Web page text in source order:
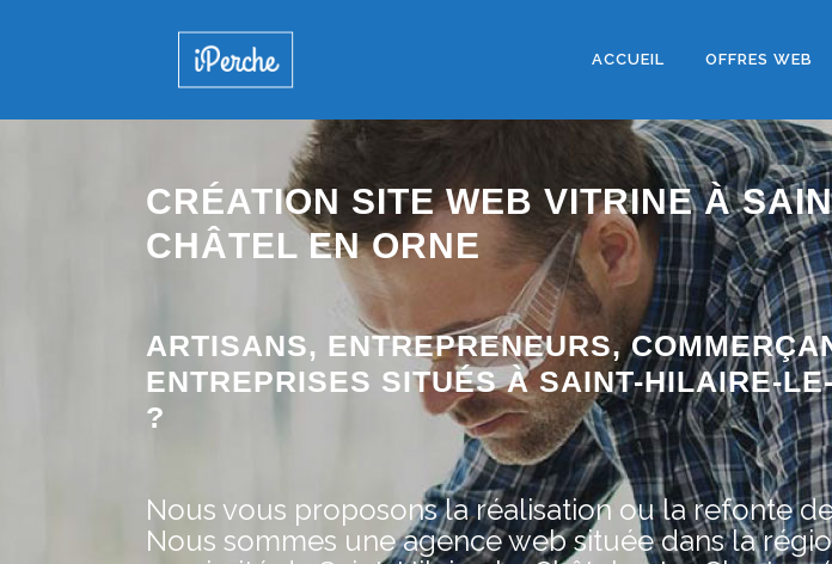
ACCUEIL OFFRES WEB
CRÉATION SITE WEB VITRINE À
CHÂTEL EN ORNE
ARTISANS, ENTREPRENEURS,
ENTREPRISES SITUÉS À SAINT-HILAIRE-
?
Nous vous proposons la réalisation ou la refonte
Nous sommes une agence web située dans la